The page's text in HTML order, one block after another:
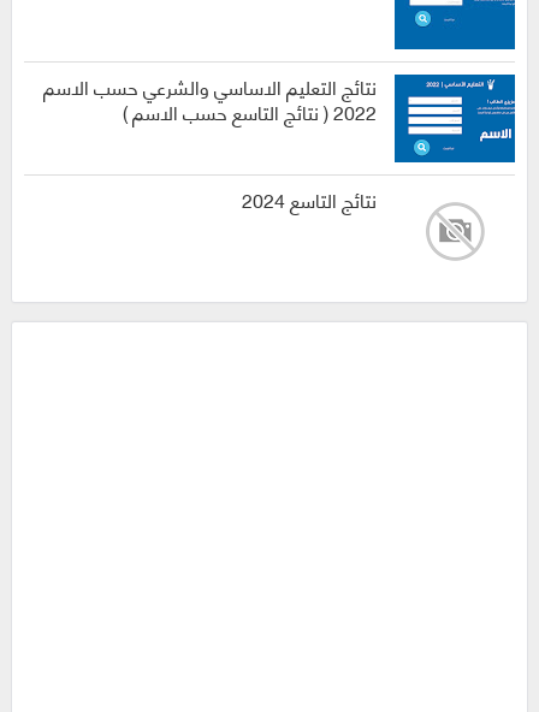
نتائج التعليم الاساسي والشرعي حسب الاسم
2022 ( نتائج التاسع حسب الاسم )
نتائج التاسع 2024